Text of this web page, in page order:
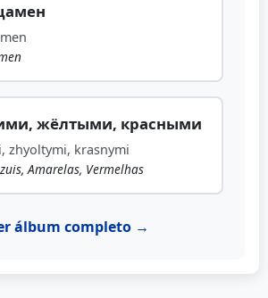
жёлтыми, красными
zhyoltymi, krasnymi
Amarelas, Vermelhas
álbum completo →